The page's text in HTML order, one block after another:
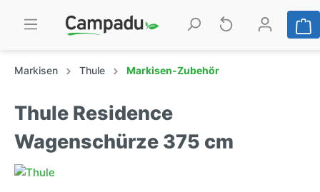
Markisen Thule Markisen-Zubehör
Thule Residence
Wagenschürze 375 cm